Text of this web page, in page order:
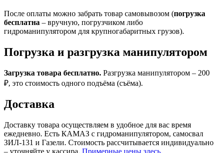
После оплаты можно забрать товар самовывозом (погрузка
бесплатна – вручную, погрузчиком либо
гидроманипулятором для крупногабаритных грузов).
Погрузка и разгрузка манипулятором
Загрузка товара бесплатно. Разгрузка манипулятором – 200
₽, это стоимость одного подъёма (съёма).
Доставка
Доставку товара осуществляем в удобное для вас время
ежедневно. Есть КАМАЗ с гидроманипулятором, самосвал
ЗИЛ-131 и Газели. Стоимость рассчитывается индивидуально